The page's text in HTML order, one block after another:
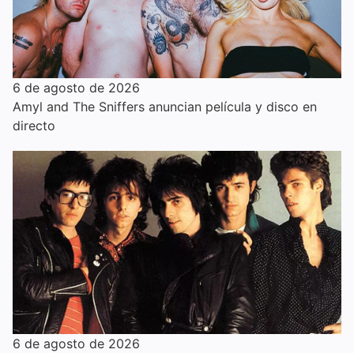
6 de agosto de 2026
Amyl and The Sniffers anuncian película y disco en
directo
6 de agosto de 2026